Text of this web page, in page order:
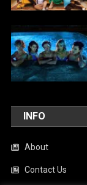
INFO
About
Contact Us